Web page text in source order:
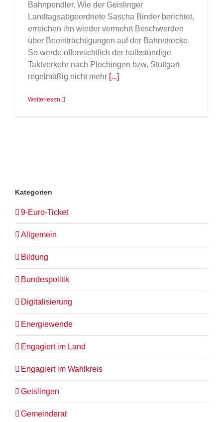
Bahnpendler. Wie der Geislinger
Landtagsabgeordnete Sascha Binder berichtet,
erreichen ihn wieder vermehrt Beschwerden
über Beeinträchtigungen auf der Bahnstrecke.
So werde offensichtlich der halbstündige
Taktverkehr nach Plochingen bzw. Stuttgart
regelmäßig nicht mehr [...]
Weiterlesen
Kategorien
9-Euro-Ticket
Allgemein
Bildung
Bundespolitik
Digitalisierung
Energiewende
Engagiert im Land
Engagiert im Wahlkreis
Geislingen
Gemeinderat